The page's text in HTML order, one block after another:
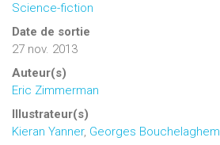
Science-fiction
Date de sortie
27 nov. 2013
Auteur(s)
Eric Zimmerman
Illustrateur(s)
Kieran Yanner, Georges Bouchelaghem